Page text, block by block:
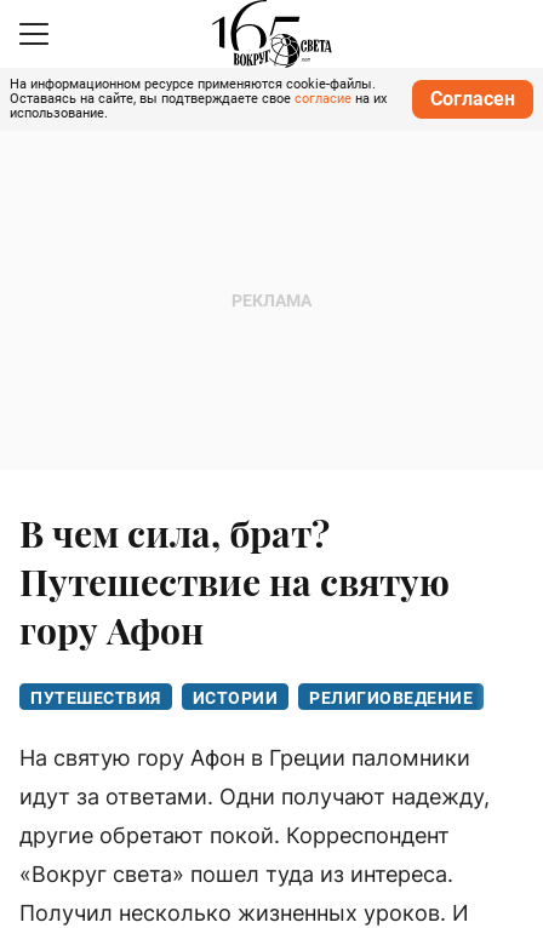
На информационном ресурсе применяются cookie-файлы.
Оставаясь на сайте, вы подтверждаете свое согласие на их
использование.
Согласен
В чем сила, брат?
Путешествие на святую
гору Афон
ПУТЕШЕСТВИЯ ИСТОРИИ РЕЛИГИОВЕДЕНИЕ
На святую гору Афон в Греции паломники
идут за ответами. Одни получают надежду,
другие обретают покой. Корреспондент
«Вокруг света» пошел туда из интереса.
Получил несколько жизненных уроков. И